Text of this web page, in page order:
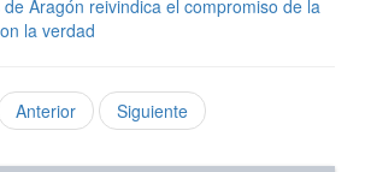
de Aragón reivindica el compromiso de la
la verdad
Anterior Siguiente